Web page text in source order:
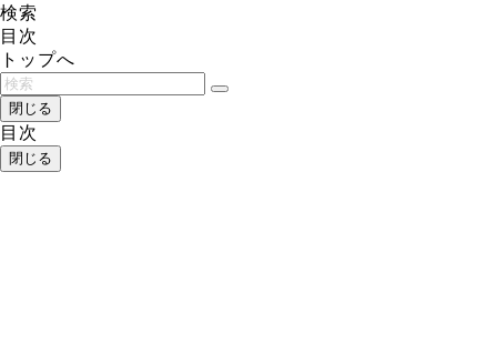
検索
目次
トップへ
閉じる
目次
閉じる